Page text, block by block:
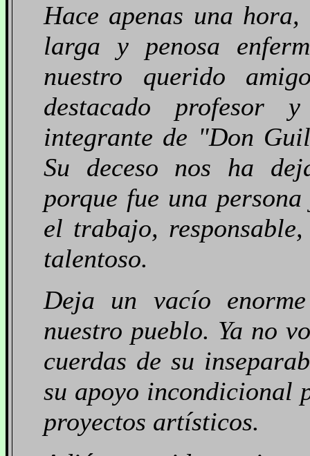
Hace apenas una
larga y penosa
nuestro querido
destacado profesor
integrante de "Don
Su deceso nos ha
porque fue una
el trabajo,
talentoso.
Deja un vacío
nuestro pueblo. Ya no
cuerdas de su
su apoyo incondicional
proyectos artísticos.